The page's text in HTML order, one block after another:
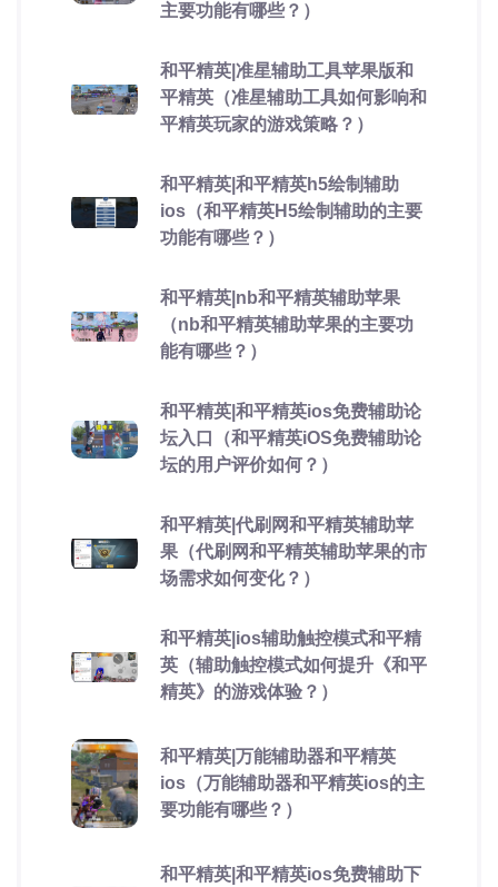
主要功能有哪些？）
和平精英|准星辅助工具苹果版和
平精英（准星辅助工具如何影响和
平精英玩家的游戏策略？）
和平精英|和平精英h5绘制辅助
ios（和平精英H5绘制辅助的主要
功能有哪些？）
和平精英|nb和平精英辅助苹果
（nb和平精英辅助苹果的主要功
能有哪些？）
和平精英|和平精英ios免费辅助论
坛入口（和平精英iOS免费辅助论
坛的用户评价如何？）
和平精英|代刷网和平精英辅助苹
果（代刷网和平精英辅助苹果的市
场需求如何变化？）
和平精英|ios辅助触控模式和平精
英（辅助触控模式如何提升《和平
精英》的游戏体验？）
和平精英|万能辅助器和平精英
ios（万能辅助器和平精英ios的主
要功能有哪些？）
和平精英|和平精英ios免费辅助下